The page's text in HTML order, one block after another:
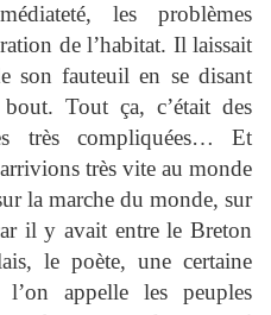
les problèmes
de l’habitat. Il laissait
son fauteuil en se disant
Tout ça, c’était des
très compliquées… Et
très vite au monde
la marche du monde, sur
il y avait entre le Breton
le poète, une certaine
appelle les peuples